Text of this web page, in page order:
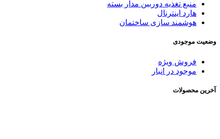
منبع تغذیه دوربین مدار بسته
هارد اینترنال
هوشمند سازی ساختمان
وضعیت موجودی
فروش ویژه
موجود در انبار
آخرین محصولات